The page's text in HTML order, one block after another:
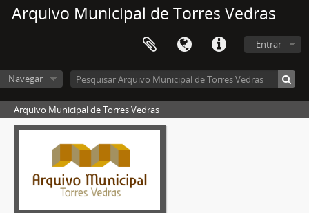
Arquivo Municipal de Torres Vedras
Entrar
Navegar
Arquivo Municipal de Torres Vedras